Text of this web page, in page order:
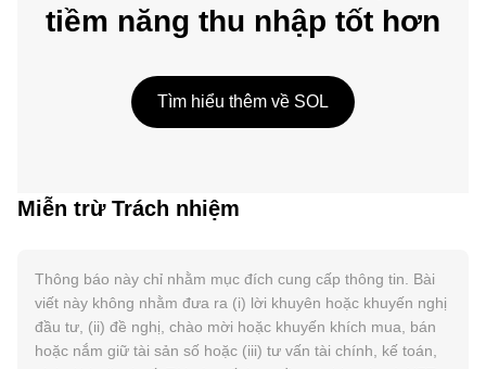
tiềm năng thu nhập tốt hơn
Tìm hiểu thêm về SOL
Miễn trừ Trách nhiệm
Thông báo này chỉ nhằm mục đích cung cấp thông tin. Bài
viết này không nhằm đưa ra (i) lời khuyên hoặc khuyến nghị
đầu tư, (ii) đề nghị, chào mời hoặc khuyến khích mua, bán
hoặc nắm giữ tài sản số hoặc (iii) tư vấn tài chính, kế toán,